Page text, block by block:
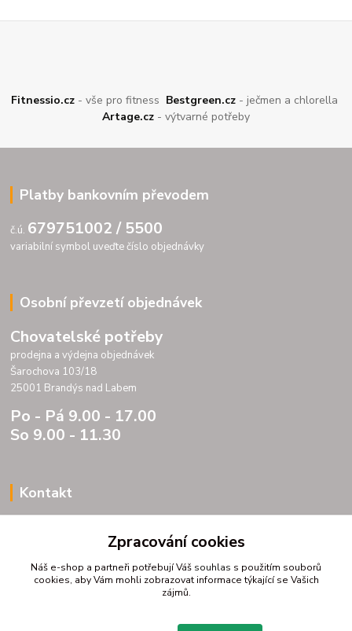
Fitnessio.cz - vše pro fitness Bestgreen.cz - ječmen a chlorella
Artage.cz - výtvarné potřeby
Platby bankovním převodem
č.ú. 679751002 / 5500
variabilní symbol uveďte číslo objednávky
Osobní převzetí objednávek
Chovatelské potřeby
prodejna a výdejna objednávek
Šarochova 103/18
25001 Brandýs nad Labem
Po - Pá 9.00 - 17.00
So 9.00 - 11.30
Kontakt
DIC CZ07175833
Šarochova 103/18
Zpracování cookies
Náš e-shop a partneři potřebují Váš souhlas s použitím souborů
cookies, aby Vám mohli zobrazovat informace týkající se Vašich
zájmů.